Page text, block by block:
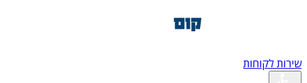
שירות לקוחות